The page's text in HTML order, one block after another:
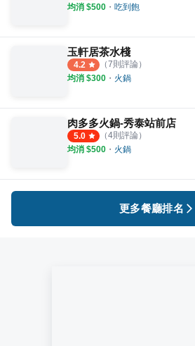
均消 $500 ・ 吃到飽
玉軒居茶水棧
4.2 （7則評論）
均消 $300 ・ 火鍋
肉多多火鍋-秀泰站前店
5.0 （4則評論）
均消 $500 ・ 火鍋
更多餐廳排名